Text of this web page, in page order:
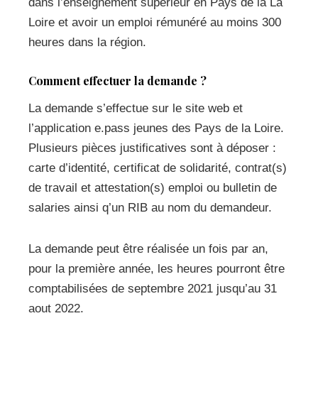
Loire et avoir un emploi rémunéré au moins 300
heures dans la région.
Comment effectuer la demande ?
La demande s’effectue sur le site web et
l’application e.pass jeunes des Pays de la Loire.
Plusieurs pièces justificatives sont à déposer :
carte d’identité, certificat de solidarité, contrat(s)
de travail et attestation(s) emploi ou bulletin de
salaries ainsi q’un RIB au nom du demandeur.
La demande peut être réalisée un fois par an,
pour la première année, les heures pourront être
comptabilisées de septembre 2021 jusqu’au 31
aout 2022.